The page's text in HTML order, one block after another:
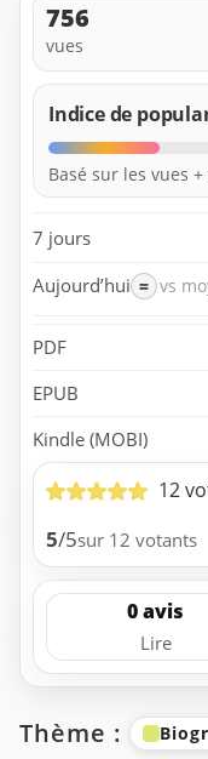
756
vues
Indice de
Basé sur les vues
7 jours
Aujourd’hui = vs
PDF
EPUB
Kindle (MOBI)
12
5/5sur 12 votants
0 avis
Lire
Thème :